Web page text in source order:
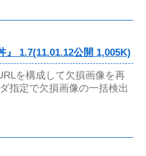
』 1.7(11.01.12公開 1,005K)
を構成して欠損画像を再
指定で欠損画像の一括検出